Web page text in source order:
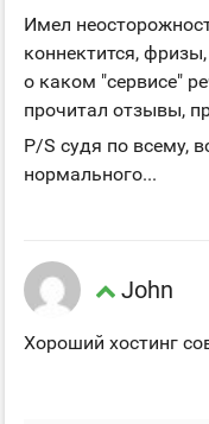
Имел
коннектится,
о каком "сервисе"
прочитал отзывы,
P/S судя по всему,
нормального...
John
Хороший хостинг